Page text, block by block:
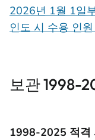
2026년 1월 1일
인도 시 수용 인
보관 1998-
1998-2025 적격